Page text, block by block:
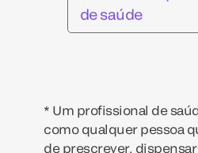
de saúde
* Um profissional de
como qualquer pessoa
de prescrever,